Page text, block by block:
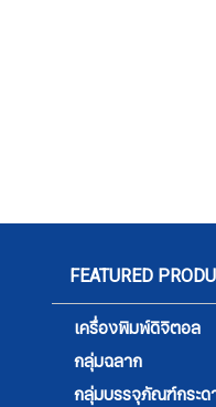
FEATURED
เครื่องพิมพ์ดิจิตอล
กลุ่มฉลาก
กลุ่มบรรจุภัณฑ์กระด